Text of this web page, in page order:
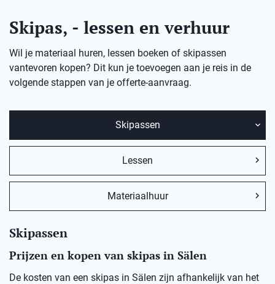
Skipas, - lessen en verhuur
Wil je materiaal huren, lessen boeken of skipassen
vantevoren kopen? Dit kun je toevoegen aan je reis in de
volgende stappen van je offerte-aanvraag.
Skipassen
Lessen
Materiaalhuur
Skipassen
Prijzen en kopen van skipas in Sälen
De kosten van een skipas in Sälen zijn afhankelijk van het